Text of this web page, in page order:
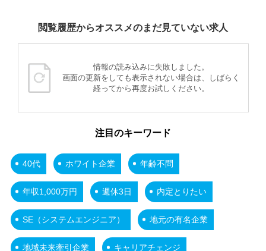
閲覧履歴からオススメのまだ見ていない求人
情報の読み込みに失敗しました。
画面の更新をしても表示されない場合は、しばらく
経ってから再度お試しください。
注目のキーワード
40代 ホワイト企業 年齢不問
年収1,000万円 週休3日 内定とりたい
SE（システムエンジニア） 地元の有名企業
地域未来牽引企業 キャリアチェンジ